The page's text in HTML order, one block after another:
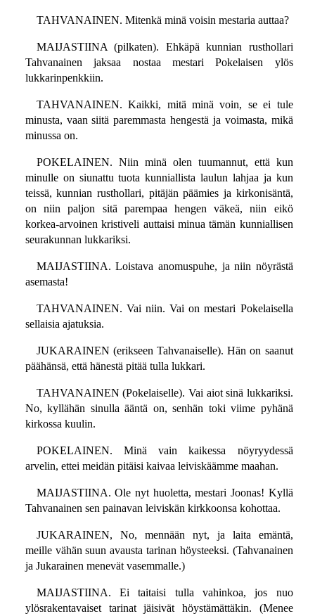
TAHVANAINEN. Mitenkä minä voisin mestaria auttaa?
MAIJASTIINA (pilkaten). Ehkäpä kunnian rusthollari
Tahvanainen jaksaa nostaa mestari Pokelaisen ylös
lukkarinpenkkiin.
TAHVANAINEN. Kaikki, mitä minä voin, se ei tule
minusta, vaan siitä paremmasta hengestä ja voimasta, mikä
minussa on.
POKELAINEN. Niin minä olen tuumannut, että kun
minulle on siunattu tuota kunniallista laulun lahjaa ja kun
teissä, kunnian rusthollari, pitäjän päämies ja kirkonisäntä,
on niin paljon sitä parempaa hengen väkeä, niin eikö
korkea-arvoinen kristiveli auttaisi minua tämän kunniallisen
seurakunnan lukkariksi.
MAIJASTIINA. Loistava anomuspuhe, ja niin nöyrästä
asemasta!
TAHVANAINEN. Vai niin. Vai on mestari Pokelaisella
sellaisia ajatuksia.
JUKARAINEN (erikseen Tahvanaiselle). Hän on saanut
päähänsä, että hänestä pitää tulla lukkari.
TAHVANAINEN (Pokelaiselle). Vai aiot sinä lukkariksi.
No, kyllähän sinulla ääntä on, senhän toki viime pyhänä
kirkossa kuulin.
POKELAINEN. Minä vain kaikessa nöyryydessä
arvelin, ettei meidän pitäisi kaivaa leiviskäämme maahan.
MAIJASTIINA. Ole nyt huoletta, mestari Joonas! Kyllä
Tahvanainen sen painavan leiviskän kirkkoonsa kohottaa.
JUKARAINEN, No, mennään nyt, ja laita emäntä,
meille vähän suun avausta tarinan höysteeksi. (Tahvanainen
ja Jukarainen menevät vasemmalle.)
MAIJASTIINA. Ei taitaisi tulla vahinkoa, jos nuo
ylösrakentavaiset tarinat jäisivät höystämättäkin. (Menee